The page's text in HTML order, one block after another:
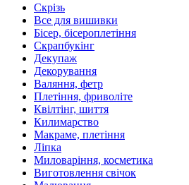
Скрізь
Все для вишивки
Бісер, бісероплетіння
Скрапбукінг
Декупаж
Декорування
Валяння, фетр
Плетіння, фриволіте
Квілтінг, шиття
Килимарство
Макраме, плетіння
Ліпка
Миловаріння, косметика
Виготовлення свічок